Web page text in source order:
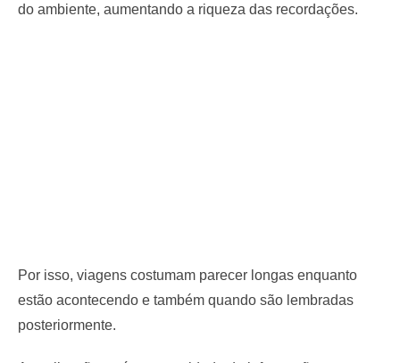
do ambiente, aumentando a riqueza das recordações.
Por isso, viagens costumam parecer longas enquanto
estão acontecendo e também quando são lembradas
posteriormente.